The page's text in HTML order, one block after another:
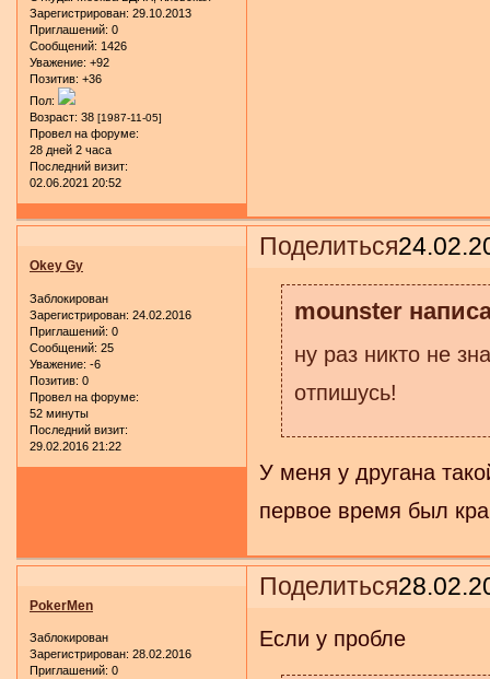
Зарегистрирован: 29.10.2013
Приглашений: 0
Сообщений: 1426
Уважение: +92
Позитив: +36
Пол:
Возраст: 38 [1987-11-05]
Провел на форуме:
28 дней 2 часа
Последний визит:
02.06.2021 20:52
Поделиться
Okey Gy
Заблокирован
Зарегистрирован: 24.02.2016
Приглашений: 0
Сообщений: 25
Уважение: -6
Позитив: 0
Провел на форуме:
52 минуты
Последний визит:
29.02.2016 21:22
mounster
ну раз никто не
отпишусь!
У меня у другана
первое время был
Поделиться
PokerMen
Заблокирован
Зарегистрирован: 28.02.2016
Приглашений: 0
Если у пробле